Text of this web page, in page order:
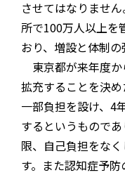
させてはなりませ
所で100万人以上を
おり、増設と体制の
東京都が来年度
拡充することを決
一部負担を設け、4
するというもので
限、自己負担をな
す。また認知症予